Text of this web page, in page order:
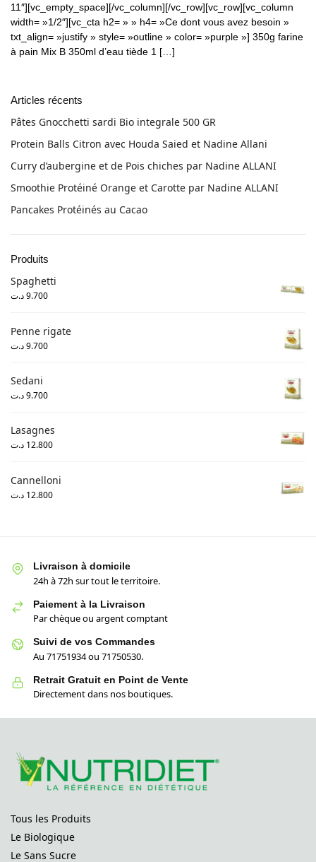
11″][vc_empty_space][/vc_column][/vc_row][vc_row][vc_column
width= »1/2″][vc_cta h2= » » h4= »Ce dont vous avez besoin »
txt_align= »justify » style= »outline » color= »purple »] 350g farine
à pain Mix B 350ml d’eau tiède 1 […]
Articles récents
Pâtes Gnocchetti sardi Bio integrale 500 GR
Protein Balls Citron avec Houda Saied et Nadine Allani
Curry d’aubergine et de Pois chiches par Nadine ALLANI
Smoothie Protéiné Orange et Carotte par Nadine ALLANI
Pancakes Protéinés au Cacao
Produits
Spaghetti
9.700د.ت
Penne rigate
9.700د.ت
Sedani
9.700د.ت
Lasagnes
12.800 د.ت
Cannelloni
12.800 د.ت
Livraison à domicile
24h à 72h sur tout le territoire.
Paiement à la Livraison
Par chèque ou argent comptant
Suivi de vos Commandes
Au 71751934 ou 71750530.
Retrait Gratuit en Point de Vente
Directement dans nos boutiques.
Tous les Produits
Le Biologique
Le Sans Sucre